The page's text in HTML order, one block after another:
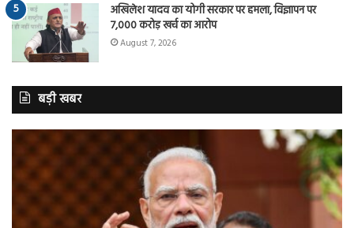
अखिलेश यादव का योगी सरकार पर हमला, विज्ञापन पर
7,000 करोड़ खर्च का आरोप
August 7, 2026
बड़ी खबर